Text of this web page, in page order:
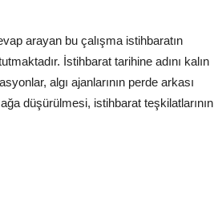
arayan bu çalışma istihbaratın
İstihbarat tarihine adını kalın
algı ajanlarının perde arkası
düşürülmesi, istihbarat teşkilatlarının